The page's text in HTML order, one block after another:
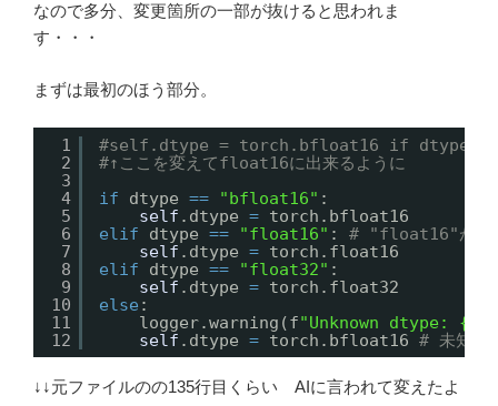
なので多分、変更箇所の一部が抜けると思われま
す・・・
まずは最初のほう部分。
1
2
3
4
5
6
7
8
9
10
11
12
#self.dtype = torch.bfloat16 if dtype
#↑ここを変えてfloat16に出来るように
if
dtype == "bfloat16" :
self .dtype = torch.bfloat16
elif
dtype == "float16" : # "float16"が渡
self .dtype = torch.float16
elif
dtype == "float32" :
self .dtype = torch.float32
else :
logger.warning(f"Unknown dtype:
self .dtype = torch.bfloat16 # 未知の
↓↓元ファイルのの135行目くらい AIに言われて変えたよ